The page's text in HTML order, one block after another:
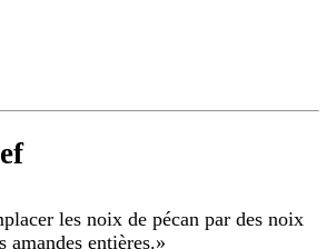
les noix de pécan par des noix
amandes entières.»